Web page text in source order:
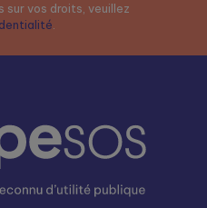
sur vos droits, veuillez